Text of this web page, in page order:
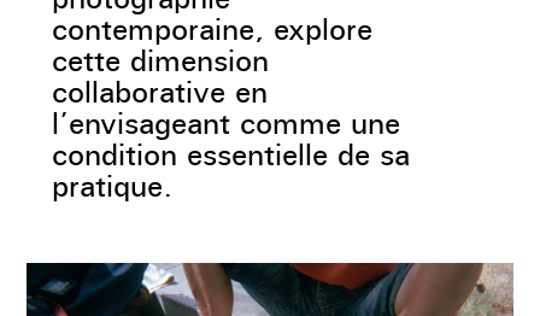
contemporaine, explore
cette dimension
collaborative en
l’envisageant comme une
condition essentielle de sa
pratique.